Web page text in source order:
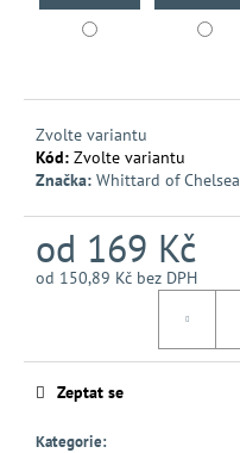
Zvolte variantu
Kód: Zvolte variantu
Značka: Whittard of Chelsea
od 169 Kč
od 150,89 Kč bez DPH
Kategorie:
Zeptat se